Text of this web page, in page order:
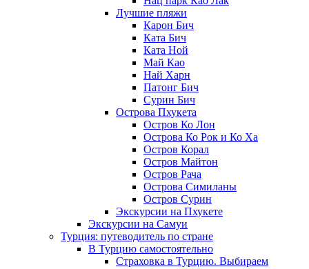
Лучшие пляжи
Карон Бич
Ката Бич
Ката Ной
Май Као
Най Харн
Патонг Бич
Сурин Бич
Острова Пхукета
Остров Ко Лон
Острова Ко Рок и Ко Ха
Остров Корал
Остров Майтон
Остров Рача
Острова Симиланы
Остров Сурин
Экскурсии на Пхукете
Экскурсии на Самуи
Турция: путеводитель по стране
В Турцию самостоятельно
Страховка в Турцию. Выбираем